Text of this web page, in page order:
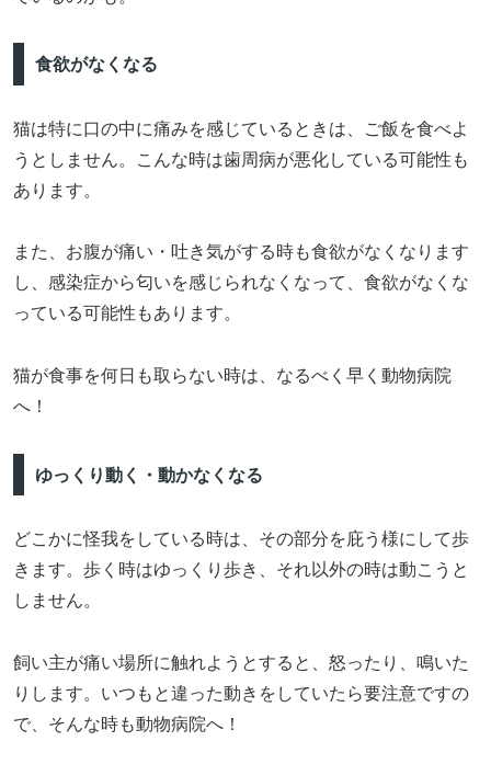
食欲がなくなる
猫は特に口の中に痛みを感じているときは、ご飯を食べよ
うとしません。こんな時は歯周病が悪化している可能性も
あります。
また、お腹が痛い・吐き気がする時も食欲がなくなります
し、感染症から匂いを感じられなくなって、食欲がなくな
っている可能性もあります。
猫が食事を何日も取らない時は、なるべく早く動物病院
へ！
ゆっくり動く・動かなくなる
どこかに怪我をしている時は、その部分を庇う様にして歩
きます。歩く時はゆっくり歩き、それ以外の時は動こうと
しません。
飼い主が痛い場所に触れようとすると、怒ったり、鳴いた
りします。いつもと違った動きをしていたら要注意ですの
で、そんな時も動物病院へ！